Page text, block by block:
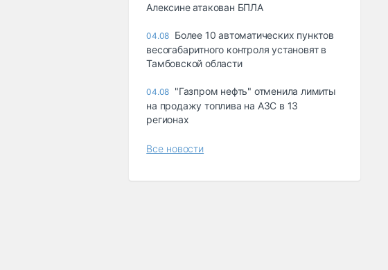
Алексине атакован БПЛА
04.08 Более 10 автоматических пунктов
весогабаритного контроля установят в
Тамбовской области
04.08 "Газпром нефть" отменила лимиты
на продажу топлива на АЗС в 13
регионах
Все новости